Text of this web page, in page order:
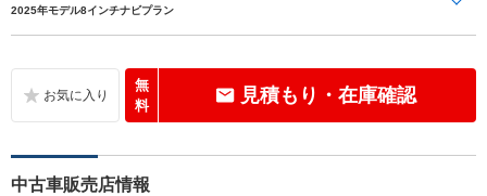
2025年モデル8インチナビプラン
無
料
見積もり・在庫確認
中古車販売店情報